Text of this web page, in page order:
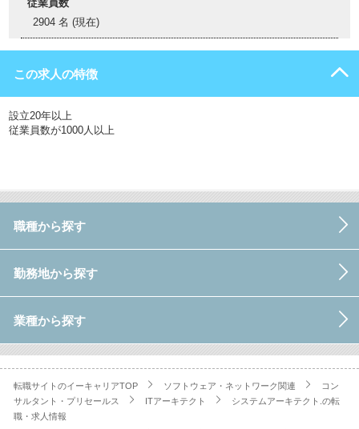
従業員数
2904 名 (現在)
この求人の特徴
設立20年以上
従業員数が1000人以上
職種から探す
勤務地から探す
業種から探す
転職サイトのイーキャリアTOP ソフトウェア・ネットワーク関連
コン
サルタント・プリセールス
ITアーキテクト
システムアーキテクト.の転
職・求人情報